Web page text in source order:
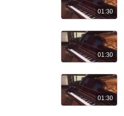
01:30
01:30
01:30